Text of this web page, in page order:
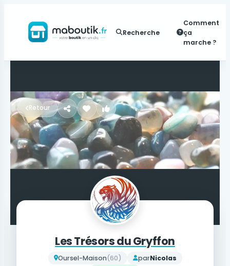
Recherche
Comment
ça
marche ?
Retour
Les Trésors du Gryffon
Oursel-Maison(60) parNicolas